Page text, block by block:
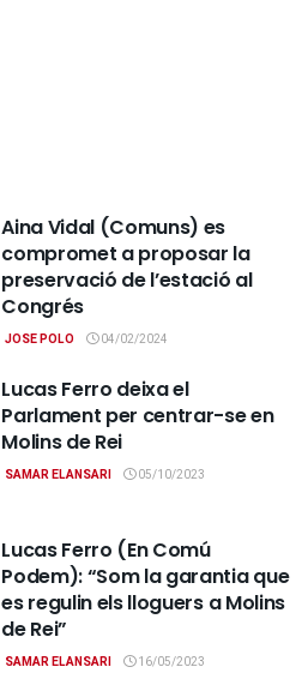
Aina Vidal (Comuns) es
compromet a proposar la
preservació de l’estació al
Congrés
JOSE POLO 04/02/2024
Lucas Ferro deixa el
Parlament per centrar-se en
Molins de Rei
SAMAR ELANSARI 05/10/2023
Lucas Ferro (En Comú
Podem): “Som la garantia que
es regulin els lloguers a Molins
de Rei”
SAMAR ELANSARI 16/05/2023